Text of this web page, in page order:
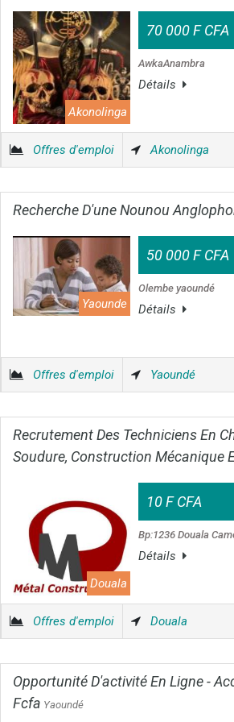
Akonolinga
70 000 F CFA
AwkaAnambra
Détails
Offres d'emploi Akonolinga
Recherche D'une Nounou
Yaounde
50 000 F CFA
Olembe yaoundé
Détails
Offres d'emploi Yaoundé
Recrutement Des Techniciens En
Soudure, Construction Mécanique
Douala
10 F CFA
Bp:1236 Douala
Détails
Offres d'emploi Douala
Opportunité D'activité En Ligne -
Fcfa Yaoundé